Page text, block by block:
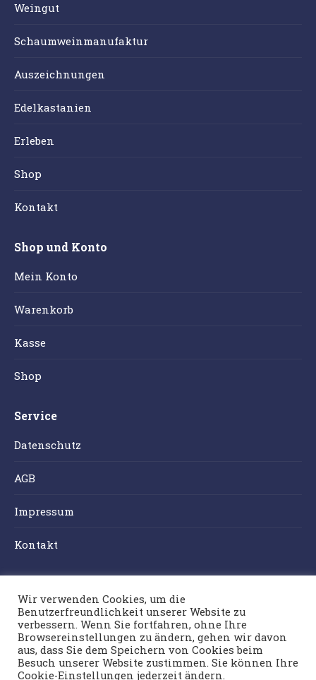
Weingut
Schaumweinmanufaktur
Auszeichnungen
Edelkastanien
Erleben
Shop
Kontakt
Shop und Konto
Mein Konto
Warenkorb
Kasse
Shop
Service
Datenschutz
AGB
Impressum
Kontakt
Hochgrail 100
8511 St. Stefan/Stainz
Tel.: 03463/81719
E-Mail: info@klug-weingut.at
Wir verwenden Cookies, um die
Benutzerfreundlichkeit unserer Website zu
verbessern. Wenn Sie fortfahren, ohne Ihre
Browsereinstellungen zu ändern, gehen wir davon
aus, dass Sie dem Speichern von Cookies beim
Besuch unserer Website zustimmen. Sie können Ihre
Cookie-Einstellungen jederzeit ändern.